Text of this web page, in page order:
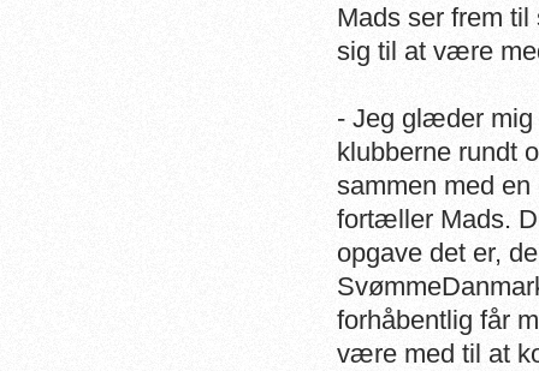
Mads ser frem
sig til at være
- Jeg glæder mig
klubberne rundt
sammen med
fortæller Mads.
opgave det er,
forhåbentlig får
være med til at